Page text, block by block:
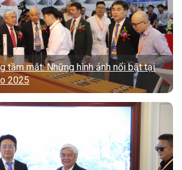
tầm mắt: Những hình ảnh nổi bật tại
2025